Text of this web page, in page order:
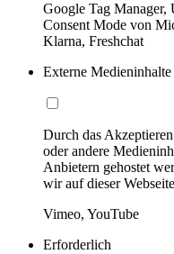
Google Tag
Consent Mode von
Klarna, Freshchat
Externe Medieninhalte
Durch das
oder andere
Anbietern gehostet
wir auf dieser
Vimeo, YouTube
Erforderlich